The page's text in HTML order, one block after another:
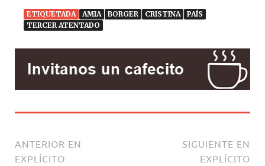
ETIQUETADA AMIA BORGER CRISTINA
PAÍS
TERCER ATENTADO
ANTERIOR EN
EXPLÍCITO
SIGUIENTE EN
EXPLÍCITO